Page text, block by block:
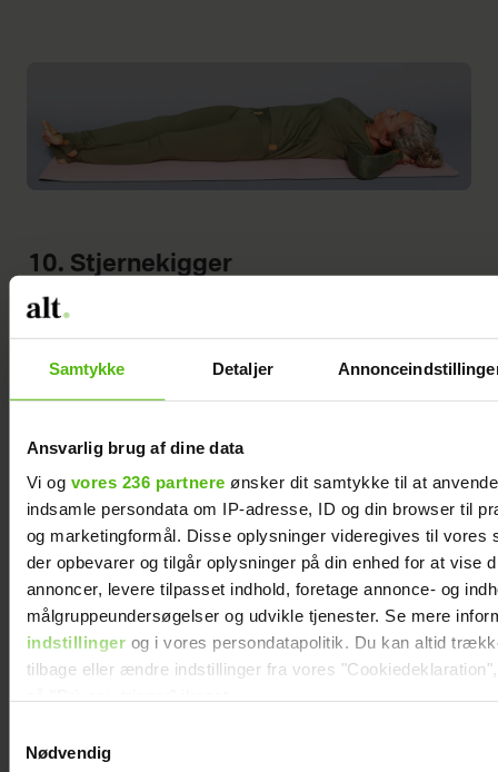
Samtykke Detaljer
Ansvarlig brug af dine data
Vi og vores 236 partnere ønsker dit samtykke til at
indsamle persondata om IP-adresse, ID og din browser til
og marketingformål. Disse oplysninger videregives til vores
der opbevarer og tilgår oplysninger på din enhed for at vise
annoncer, levere tilpasset indhold, foretage annonce- og
målgruppeundersøgelser og udvikle tjenester. Se mere
indstillingerog i vores persondatapolitik. Du kan altid
tilbage eller ændre indstillinger fra vores
Dine valg anvendes på hele websitet.
Nødvendig
10. Stjernekigger
Træner: Begge sider af kroppen.
Annonce
Gentagelse: 3-5 minutter til hver side.
Sådan gør du: Lig på ryggen, og fold
hænderne bag hovedet. Flyt overkroppen
lidt ud til venstre side. Før så først det
venstre ben ud til samme side og så højre.